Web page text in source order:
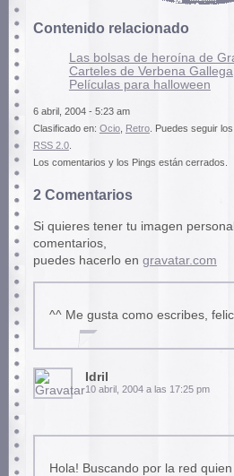
Contenido relacionado
Las bolsas de heroína de
Carteles de Verbena Gallega
Pelí­culas para halloween
6 abril, 2004 - 5:23 am
Clasificado en: Ocio, Retro. Puedes seguir
RSS 2.0.
Los comentarios y los Pings están cerrados.
2 Comentarios
Si quieres tener tu imagen
comentarios,
puedes hacerlo en gravatar.com
^^ Me gusta como escribes,
Idril
10 abril, 2004 a las 17:25 pm
Hola! Buscando por la red